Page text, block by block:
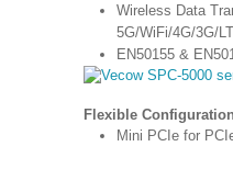
Wireless Data
5G/WiFi/4G/3G/
EN50155 &
Flexible Configuration
Mini PCIe for